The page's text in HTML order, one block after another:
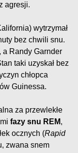
agresji.
wytrzymał
bez chwili snu.
a Randy Garnder
taki uzyskał bez
chłopca
Guinessa.
za przewlekłe
fazy snu REM,
ocznych (Rapid
zwana snem